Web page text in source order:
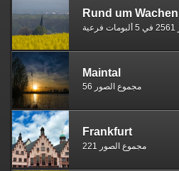
Rund um
Maintal
مجموع الصور 56
Frankfurt
مجموع الصور 221